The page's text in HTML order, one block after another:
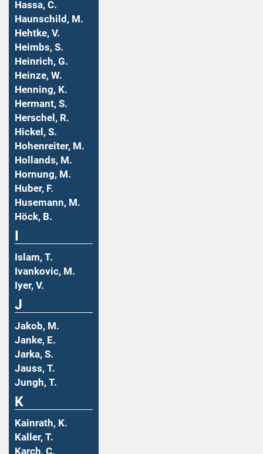
Hassa, C.
Haunschild, M.
Hehtke, V.
Heimbs, S.
Heinrich, G.
Heinze, W.
Henning, K.
Hermant, S.
Herschel, R.
Hickel, S.
Hohenreiter, M.
Hollands, M.
Hornung, M.
Huber, F.
Husemann, M.
Höck, B.
Islam, T.
Ivankovic, M.
Iyer, V.
J
Jakob, M.
Janke, E.
Jarka, S.
Jauss, T.
Jungh, T.
K
Kainrath, K.
Kaller, T.
Karch, C.